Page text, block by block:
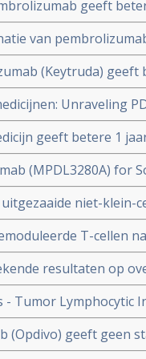
geeft
patienten
weinig PD-
van
met klein-cellige
lieten zien
(Keytruda) geeft
bij
Unraveling
geeft betere 1
bijwerkingen bij
(MPDL3280A) for
niet-klein-
en FDA geeft
T-cellen
op 5 jaar bij
resultaten op
van kanker met
- Tumor Lymphocytic
van kanker. Hoe
(Opdivo) geeft geen